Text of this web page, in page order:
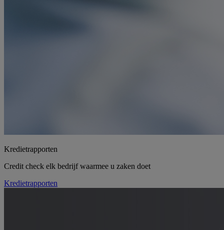
Kredietrapporten
Credit check elk bedrijf waarmee u zaken doet
Kredietrapporten